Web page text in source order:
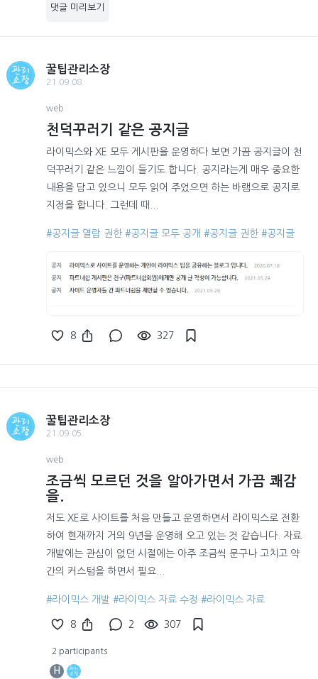
댓글 미리보기
꿀팁관리소장
21.09.08
web
천덕꾸러기 같은 공지글
라이믹스와 XE 모두 게시판을 운영하다 보면 가끔 공지글이 천
덕꾸러기 같은 느낌이 들기도 합니다. 공지라는게 매우 중요한
내용을 담고 있으니 모두 읽어 주었으면 하는 바램으로 공지로
지정을 합니다. 그런데 때...
#공지글 열람 권한 #공지글 모두 공개 #공지글 권한 #공지글
8 327
꿀팁관리소장
21.09.05
web
조금씩 모르던 것을 알아가면서 가끔 쾌감
을.
저도 XE로 사이트를 처음 만들고 운영하면서 라이믹스로 전환
하여 현재까지 거의 9년을 운영해 오고 있는 것 같습니다. 자료
개발에는 관심이 없던 시절에는 아주 조금씩 문구나 고치고 약
간의 커스텀을 하면서 필요...
#라이믹스 개발 #라이믹스 자료 수정 #라이믹스 자료
8 2 307
2 participants
H